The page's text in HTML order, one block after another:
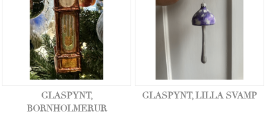
GLASPYNT,
BORNHOLMERUR
GLASPYNT, LILLA SVAMP